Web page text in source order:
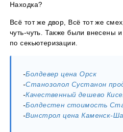
Находка?
Всё тот же двор, Всё тот же
чуть-чуть. Также были внесены
по секьютеризации.
-Болдевер цена Орск
-Станозолол Сустанон
-Качественный дешево
-Болдестен стоимость
-Винстрол цена Каменск-